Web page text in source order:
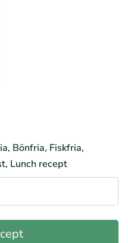
Bönfria, Fiskfria,
Lunch recept